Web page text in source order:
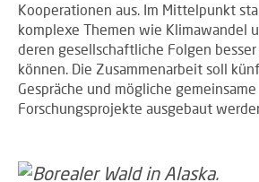
Kooperationen aus. Im Mittelpunkt
komplexe Themen wie Klimawandel
deren gesellschaftliche Folgen
können. Die Zusammenarbeit soll
Gespräche und mögliche gemeinsame
Forschungsprojekte ausgebaut